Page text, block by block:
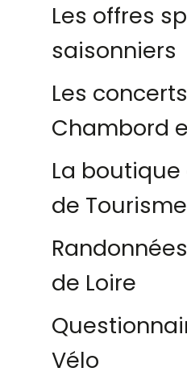
Les offres
saisonniers
Les
Chambord
La
de
de Loire
Vélo